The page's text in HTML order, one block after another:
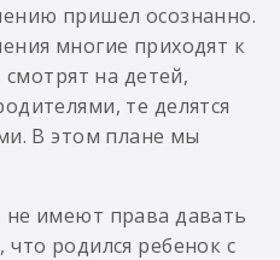
пришел осознанно.
многие приходят к
на детей,
те делятся
В этом плане мы
имеют права давать
родился ребенок с